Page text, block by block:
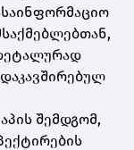
შემდგომ,